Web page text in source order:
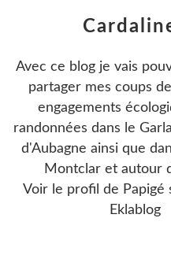
Avec ce blog je vais
partager mes coups
engagements
randonnées dans le
d'Aubagne ainsi que
Montclar et autour
Voir le profil de Papigé
Eklablog